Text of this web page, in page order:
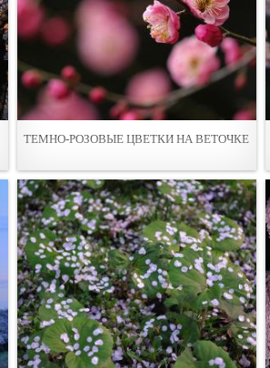
ТЕМНО-РОЗОВЫЕ ЦВЕТКИ НА ВЕТОЧКЕ